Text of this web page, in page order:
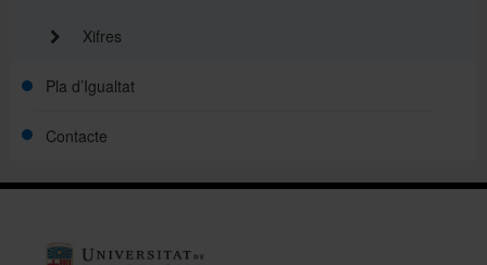
Xifres
Pla d’Igualtat
Contacte